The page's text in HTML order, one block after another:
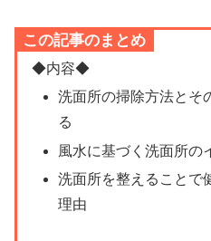
この記事のまとめ
◆内容◆
洗面所の掃除方法とそ
る
風水に基づく洗面所の
洗面所を整えることで
理由